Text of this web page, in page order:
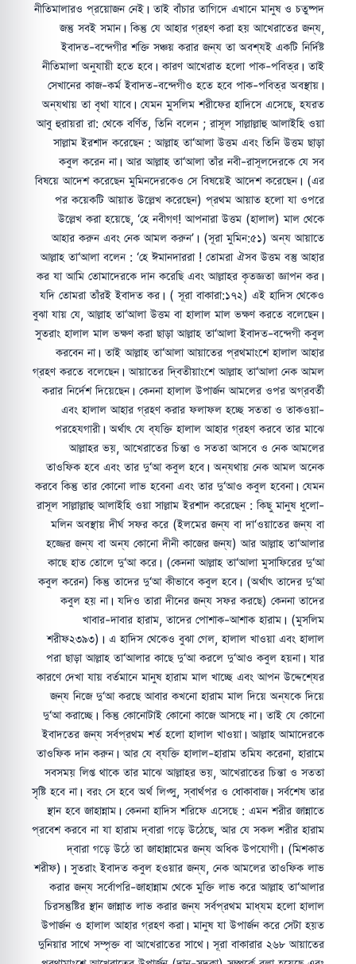
নীতিমালারও প্রয়োজন নেই। তাই বাঁচার তাগিদে এখানে মানুষ ও চতুষ্পদ
জন্তু সবই সমান। কিন্তু যে আহার গ্রহণ করা হয় আখেরাতের জন্য,
ইবাদত-বন্দেগীর শক্তি সঞ্চয় করার জন্য তা অবশ্যই একটি নির্দিষ্ট
নীতিমালা অনুযায়ী হতে হবে। কারণ আখেরাত হলো পাক-পবিত্র। তাই
সেখানের কাজ-কর্ম ইবাদত-বন্দেগীও হতে হবে পাক-পবিত্র অবস্থায়।
অন্যথায় তা বৃথা যাবে। যেমন মুসলিম শরীফের হাদিসে এসেছে, হযরত
আবু হুরায়রা রা: থেকে বর্ণিত, তিনি বলেন ; রাসূল সাল্লাল্লাহু আলাইহি ওয়া
সাল্লাম ইরশাদ করেছেন : আল্লাহ তা‘আলা উত্তম এবং তিনি উত্তম ছাড়া
কবুল করেন না। আর আল্লাহ তা‘আলা তাঁর নবী-রাসূলদেরকে যে সব
বিষয়ে আদেশ করেছেন মুমিনদেরকেও সে বিষয়েই আদেশ করেছেন। (এর
পর কয়েকটি আয়াত উল্লেখ করেছেন) প্রথম আয়াত হলো যা ওপরে
উল্লেখ করা হয়েছে, ‘হে নবীগণ! আপনারা উত্তম (হালাল) মাল থেকে
আহার করুন এবং নেক আমল করুন’। (সূরা মুমিন:৫১) অন্য আয়াতে
আল্লাহ তা‘আলা বলেন : ‘হে ঈমানদাররা ! তোমরা ঐসব উত্তম বস্তু আহার
কর যা আমি তোমাদেরকে দান করেছি এবং আল্লাহর কৃতজ্ঞতা জ্ঞাপন কর।
যদি তোমরা তাঁরই ইবাদত কর। ( সূরা বাকারা:১৭২) এই হাদিস থেকেও
বুঝা যায় যে, আল্লাহ তা‘আলা উত্তম বা হালাল মাল ভক্ষণ করতে বলেছেন।
সুতরাং হালাল মাল ভক্ষণ করা ছাড়া আল্লাহ তা‘আলা ইবাদত-বন্দেগী কবুল
করবেন না। তাই আল্লাহ তা‘আলা আয়াতের প্রথমাংশে হালাল আহার
গ্রহণ করতে বলেছেন। আয়াতের দ্বিতীয়াংশে আল্লাহ তা‘আলা নেক আমল
করার নির্দেশ দিয়েছেন। কেননা হালাল উপার্জন আমলের ওপর অগ্রবর্তী
এবং হালাল আহার গ্রহণ করার ফলাফল হচ্ছে সততা ও তাকওয়া-
পরহেযগারী। অর্থাৎ যে ব্যক্তি হালাল আহার গ্রহণ করবে তার মাঝে
আল্লাহর ভয়, আখেরাতের চিন্তা ও সততা আসবে ও নেক আমলের
তাওফিক হবে এবং তার দু‘আ কবুল হবে। অন্যথায় নেক আমল অনেক
করবে কিন্তু তার কোনো লাভ হবেনা এবং তার দু‘আও কবুল হবেনা। যেমন
রাসূল সাল্লাল্লাহু আলাইহি ওয়া সাল্লাম ইরশাদ করেছেন : কিছু মানুষ ধুলো-
মলিন অবস্থায় দীর্ঘ সফর করে (ইলমের জন্য বা দা‘ওয়াতের জন্য বা
হজ্জের জন্য বা অন্য কোনো দীনী কাজের জন্য) আর আল্লাহ তা‘আলার
কাছে হাত তোলে দু‘আ করে। (কেননা আল্লাহ তা‘আলা মুসাফিরের দু‘আ
কবুল করেন) কিন্তু তাদের দু‘আ কীভাবে কবুল হবে। (অর্থাৎ তাদের দু‘আ
কবুল হয় না। যদিও তারা দীনের জন্য সফর করছে) কেননা তাদের
খাবার-দাবার হারাম, তাদের পোশাক-আশাক হারাম। (মুসলিম
শরীফ২৩৯৩)। এ হাদিস থেকেও বুঝা গেল, হালাল খাওয়া এবং হালাল
পরা ছাড়া আল্লাহ তা‘আলার কাছে দু‘আ করলে দু‘আও কবুল হয়না। যার
কারণে দেখা যায় বর্তমানে মানুষ হারাম মাল খাচ্ছে এবং আপন উদ্দেশ্যের
জন্য নিজে দু‘আ করছে আবার কখনো হারাম মাল দিয়ে অন্যকে দিয়ে
দু‘আ করাচ্ছে। কিন্তু কোনোটাই কোনো কাজে আসছে না। তাই যে কোনো
ইবাদতের জন্য সর্বপ্রথম শর্ত হলো হালাল খাওয়া। আল্লাহ আমাদেরকে
তাওফিক দান করুন। আর যে ব্যক্তি হালাল-হারাম তমিয করেনা, হারামে
সবসময় লিপ্ত থাকে তার মাঝে আল্লাহর ভয়, আখেরাতের চিন্তা ও সততা
সৃষ্টি হবে না। বরং সে হবে অর্থ লিপ্সু, স্বার্থপর ও ধোকাবাজ। সর্বশেষ তার
স্থান হবে জাহান্নাম। কেননা হাদিস শরিফে এসেছে : এমন শরীর জান্নাতে
প্রবেশ করবে না যা হারাম দ্বারা গড়ে উঠেছে, আর যে সকল শরীর হারাম
দ্বারা গড়ে উঠে তা জাহান্নামের জন্য অধিক উপযোগী। (মিশকাত
শরীফ)। সুতরাং ইবাদত কবুল হওয়ার জন্য, নেক আমলের তাওফিক লাভ
করার জন্য সর্বোপরি-জাহান্নাম থেকে মুক্তি লাভ করে আল্লাহ তা‘আলার
চিরসন্তুষ্টির স্থান জান্নাত লাভ করার জন্য সর্বপ্রথম মাধ্যম হলো হালাল
উপার্জন ও হালাল আহার গ্রহণ করা। মানুষ যা উপার্জন করে সেটা হয়ত
দুনিয়ার সাথে সম্পৃক্ত বা আখেরাতের সাথে। সূরা বাকারার ২৬৮ আয়াতের